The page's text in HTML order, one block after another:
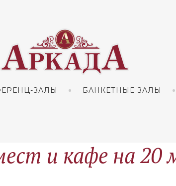
ЗАЛЫ БАНКЕТНЫЕ ЗАЛЫ
и кафе на 20